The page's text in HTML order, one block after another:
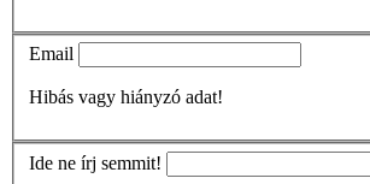
Email
Hibás vagy hiányzó adat!
Ide ne írj semmit!